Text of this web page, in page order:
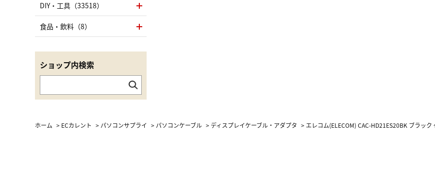
DIY・工具（33518）
食品・飲料（8）
ショップ内検索
ホーム > ECカレント > パソコンサプライ > パソコンケーブル > ディスプレイケーブル・アダプタ > エレコム(ELECOM) CAC-HD21ES20BK ブラック